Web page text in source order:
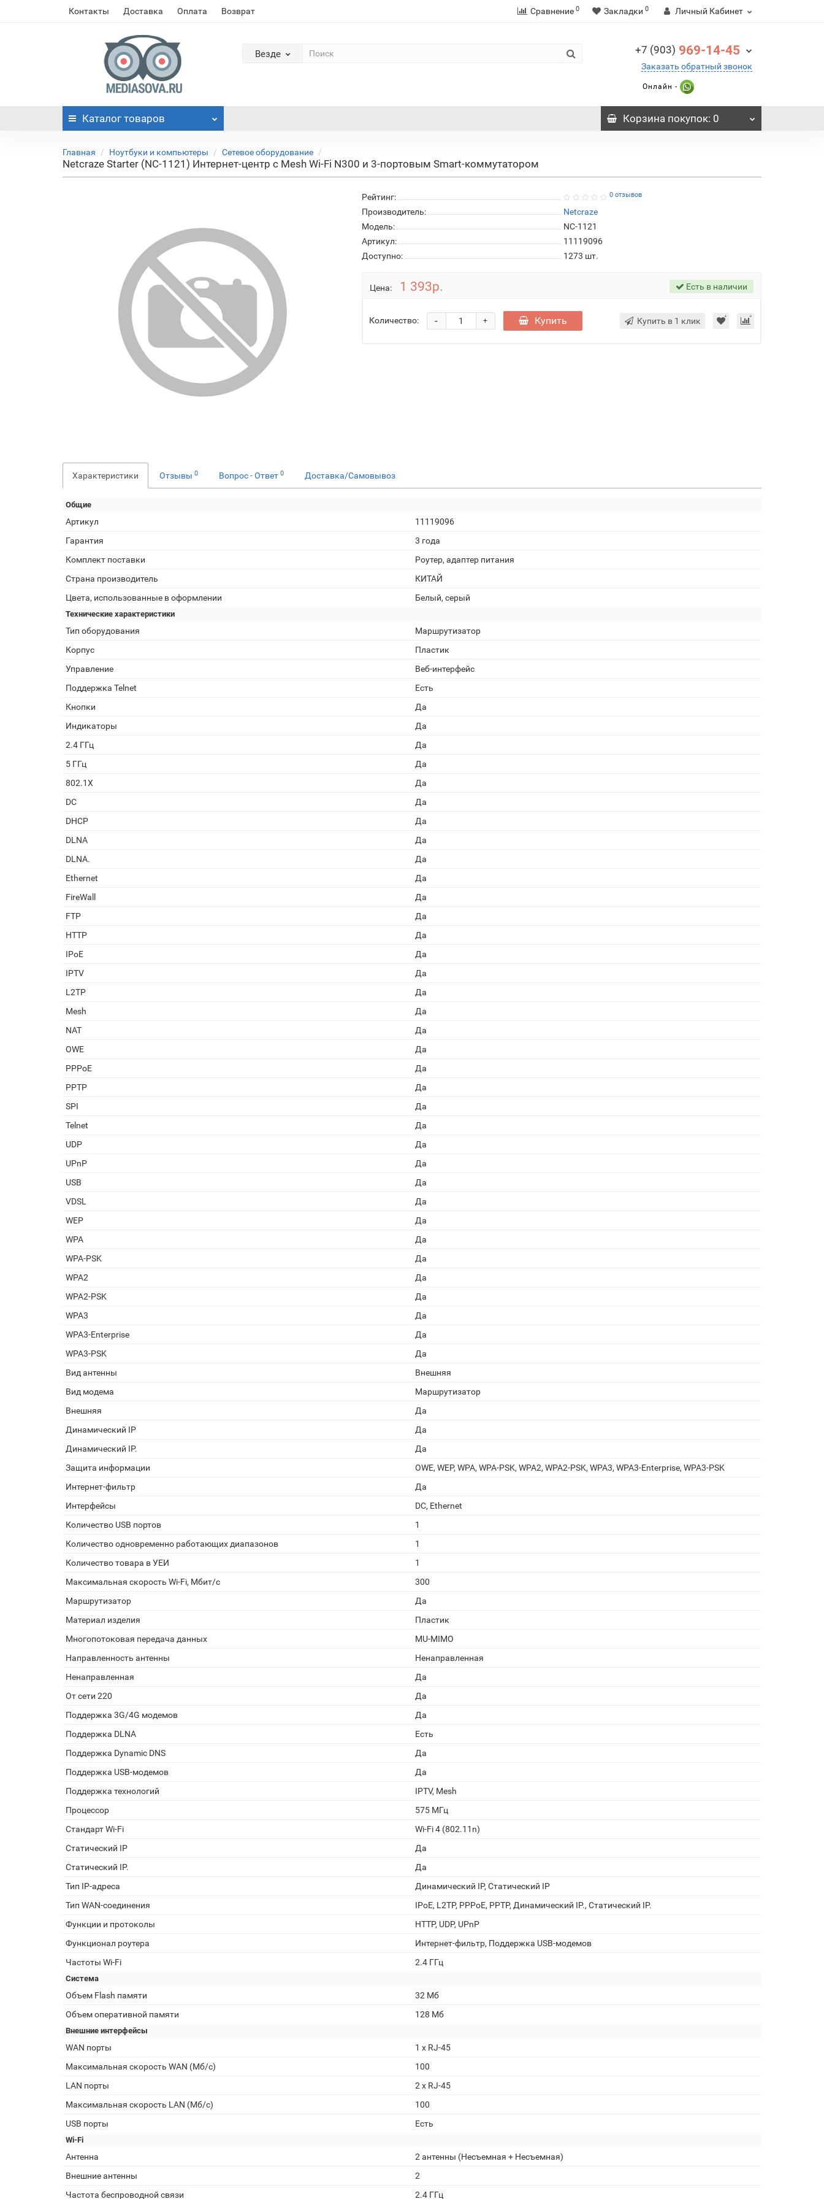
Контакты Доставка Оплата Возврат Сравнение 0 Закладки 0 Личный Кабинет
Везде +7 (903) 969-14-45
Заказать обратный звонок
Онлайн -
Каталог товаров Корзинапокупок: 0
Главная Ноутбуки и компьютеры Сетевое оборудование
Netcraze Starter (NC-1121) Интернет-центр с Mesh Wi-Fi N300 и 3-портовым Smart-коммутатором
Рейтинг: 0 отзывов
Производитель:
Netcraze
Модель:
NC-1121
Артикул:
11119096
Доступно:
1273 шт.
Цена: 1 393р. Есть в наличии
Количество: +
- Купить Купить в 1 клик
Характеристики Отзывы 0 Вопрос - Ответ 0 Доставка/Самовывоз
Общие
Артикул
11119096
Гарантия
3 года
Комплект поставки
Роутер, адаптер питания
Страна производитель
КИТАЙ
Цвета, использованные в оформлении
Белый, серый
Технические характеристики
Тип оборудования
Маршрутизатор
Корпус
Пластик
Управление
Веб-интерфейс
Поддержка Telnet
Есть
Кнопки
Да
Индикаторы
Да
2.4 ГГц
Да
5 ГГц
Да
802.1X
Да
DC
Да
DHCP
Да
DLNA
Да
DLNA.
Да
Ethernet
Да
FireWall
Да
FTP
Да
HTTP
Да
IPoE
Да
IPTV
Да
L2TP
Да
Mesh
Да
NAT
Да
OWE
Да
PPPoE
Да
PPTP
Да
SPI
Да
Telnet
Да
UDP
Да
UPnP
Да
USB
Да
VDSL
Да
WEP
Да
WPA
Да
WPA-PSK
Да
WPA2
Да
WPA2-PSK
Да
WPA3
Да
WPA3-Enterprise
Да
WPA3-PSK
Да
Вид антенны
Внешняя
Вид модема
Маршрутизатор
Внешняя
Да
Динамический IP
Да
Динамический IP.
Да
Защита информации
OWE, WEP, WPA, WPA-PSK, WPA2, WPA2-PSK, WPA3, WPA3-Enterprise, WPA3-PSK
Интернет-фильтр
Да
Интерфейсы
DC, Ethernet
Количество USB портов
1
Количество одновременно работающих диапазонов
1
Количество товара в УЕИ
1
Максимальная скорость Wi-Fi, Мбит/с
300
Маршрутизатор
Да
Материал изделия
Пластик
Многопотоковая передача данных
MU-MIMO
Направленность антенны
Ненаправленная
Ненаправленная
Да
От сети 220
Да
Поддержка 3G/4G модемов
Да
Поддержка DLNA
Есть
Поддержка Dynamic DNS
Да
Поддержка USB-модемов
Да
Поддержка технологий
IPTV, Mesh
Процессор
575 МГц
Стандарт Wi-Fi
Wi-Fi 4 (802.11n)
Статический IP
Да
Статический IP.
Да
Тип IP-адреса
Динамический IP, Статический IP
Тип WAN-соединения
IPoE, L2TP, PPPoE, PPTP, Динамический IP., Статический IP.
Функции и протоколы
HTTP, UDP, UPnP
Функционал роутера
Интернет-фильтр, Поддержка USB-модемов
Частоты Wi-Fi
2.4 ГГц
Система
Объем Flash памяти
32 Мб
Объем оперативной памяти
128 Мб
Внешние интерфейсы
WAN порты
1 х RJ-45
Максимальная скорость WAN (Мб/с)
100
LAN порты
2 х RJ-45
Максимальная скорость LAN (Мб/с)
100
USB порты
Есть
Wi-Fi
Антенна
2 антенны (Несъемная + Несъемная)
Внешние антенны
2
Частота беспроводной связи
2.4 ГГц